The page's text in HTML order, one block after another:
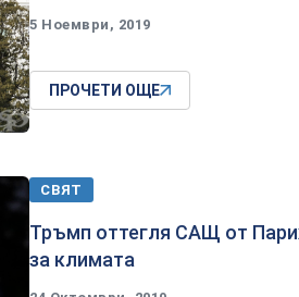
5 Ноември, 2019
ПРОЧЕТИ ОЩЕ
СВЯТ
Тръмп оттегля САЩ от
за климата